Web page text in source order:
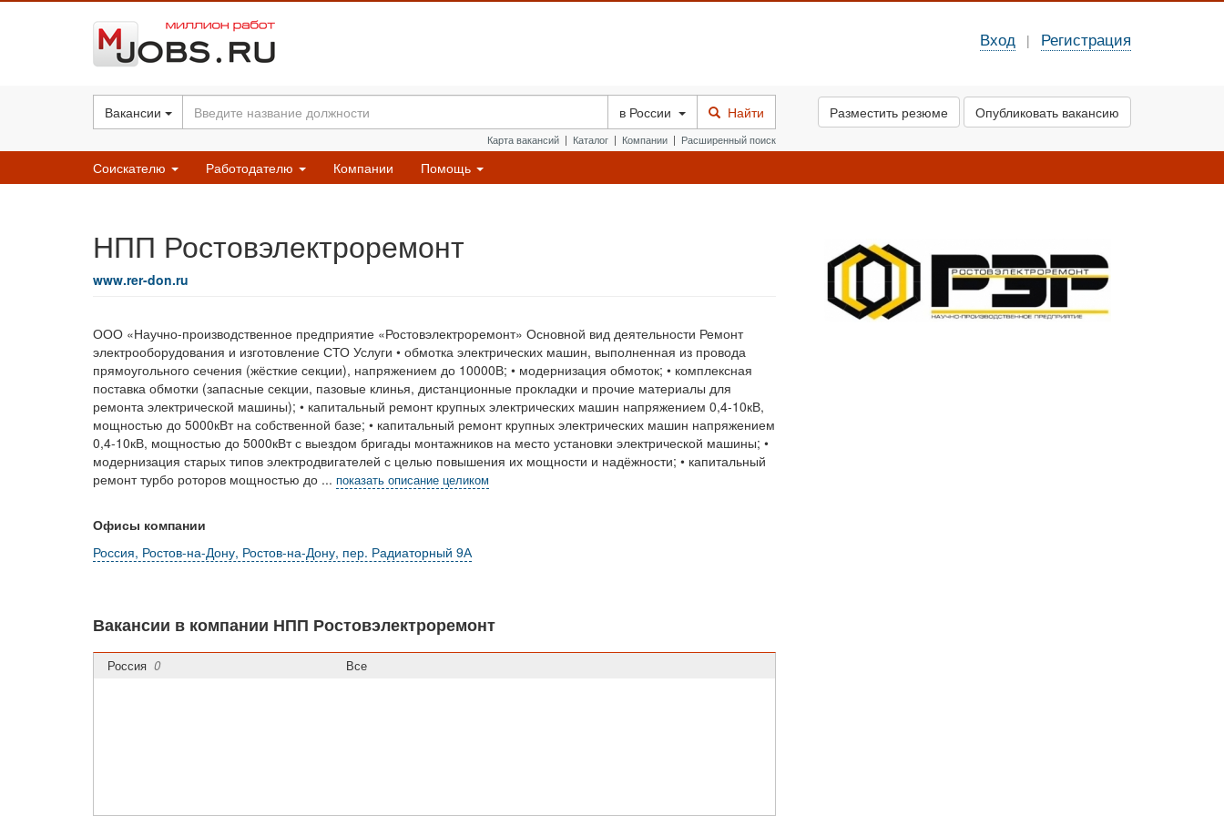
Вход | Регистрация
Вакансии в России Найти
Карта вакансий | Каталог | Компании | Расширенный поиск
Разместить резюме Опубликовать вакансию
Соискателю Работодателю Компании Помощь
НПП Ростовэлектроремонт
www.rer-don.ru
ООО «Научно-производственное предприятие «Ростовэлектроремонт» Основной вид деятельности Ремонт
электрооборудования и изготовление СТО Услуги • обмотка электрических машин, выполненная из провода
прямоугольного сечения (жёсткие секции), напряжением до 10000В; • модернизация обмоток; • комплексная
поставка обмотки (запасные секции, пазовые клинья, дистанционные прокладки и прочие материалы для
ремонта электрической машины); • капитальный ремонт крупных электрических машин напряжением 0,4-10кВ,
мощностью до 5000кВт на собственной базе; • капитальный ремонт крупных электрических машин напряжением
0,4-10кВ, мощностью до 5000кВт с выездом бригады монтажников на место установки электрической машины; •
модернизация старых типов электродвигателей с целью повышения их мощности и надёжности; • капитальный
ремонт турбо роторов мощностью до ... показать описание целиком
Офисы компании
Россия, Ростов-на-Дону, Ростов-на-Дону, пер. Радиаторный 9А
Вакансии в компании НПП Ростовэлектроремонт
Россия 0 Все